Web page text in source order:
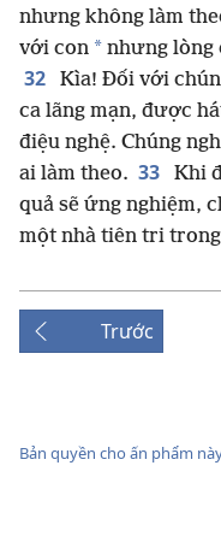
nhưng không làm
với con * nhưng lòng
32
Kìa! Đối với
ca lãng mạn, được
điệu nghệ. Chúng
ai làm theo. 33
Khi
quả sẽ ứng nghiệm,
một nhà tiên tri trong
Trước
Bản quyền cho ấn phẩm